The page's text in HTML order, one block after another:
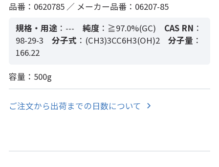
品番：0620785 ／ メーカー品番：06207-85
規格・用途 ：--- 純度：≧97.0%(GC) CAS RN ：
98-29-3
分子式 ：(CH3)3CC6H3(OH)2 分子量 ：
166.22
容量：500g
ご注文から出荷までの日数について